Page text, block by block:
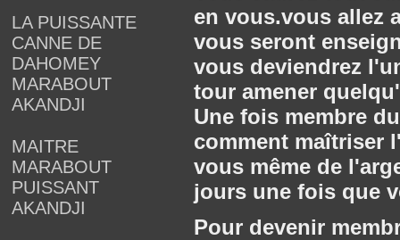
LA PUISSANTE
CANNE DE
DAHOMEY
MARABOUT
AKANDJI
MAITRE
MARABOUT
PUISSANT
AKANDJI
en vous.vous allez
vous seront
vous deviendrez
tour amener
Une fois membre
comment maîtriser
vous même de
jours une fois que
Pour devenir